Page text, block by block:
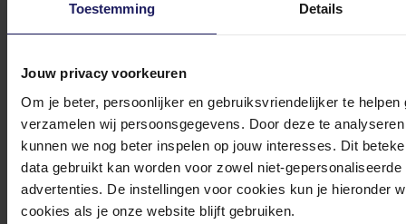
Toestemming Details
Jouw privacy voorkeuren
Om je beter, persoonlijker en gebruiksvriendelijker te
verzamelen wij persoonsgegevens. Door deze te
kunnen we nog beter inspelen op jouw interesses. Dit
data gebruikt kan worden voor zowel niet-
advertenties. De instellingen voor cookies kun je hieronder
cookies als je onze website blijft gebruiken.
0572 328 120